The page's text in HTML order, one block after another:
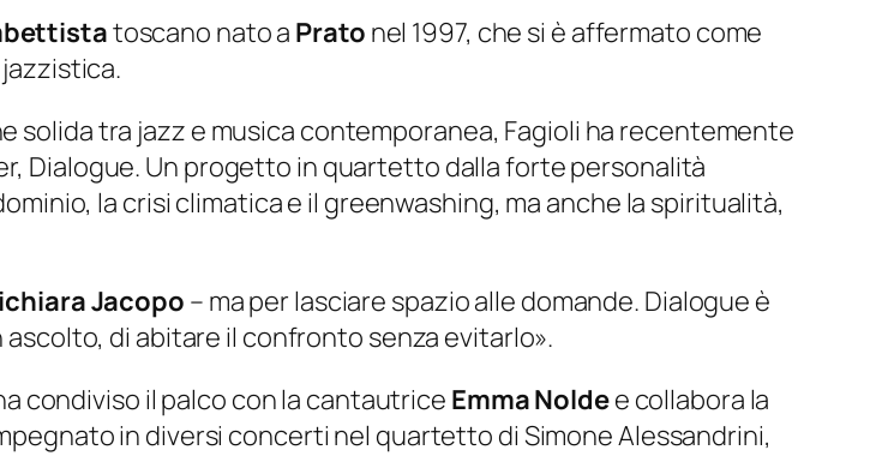
toscano nato a Prato nel 1997, che si è affermato come
solida tra jazz e musica contemporanea, Fagioli ha recentemente
Dialogue. Un progetto in quartetto dalla forte personalità
la crisi climatica e il greenwashing, ma anche la spiritualità,
Jacopo – ma per lasciare spazio alle domande. Dialogue è
di abitare il confronto senza evitarlo».
condiviso il palco con la cantautrice Emma Noldee collabora la
in diversi concerti nel quartetto di Simone Alessandrini,